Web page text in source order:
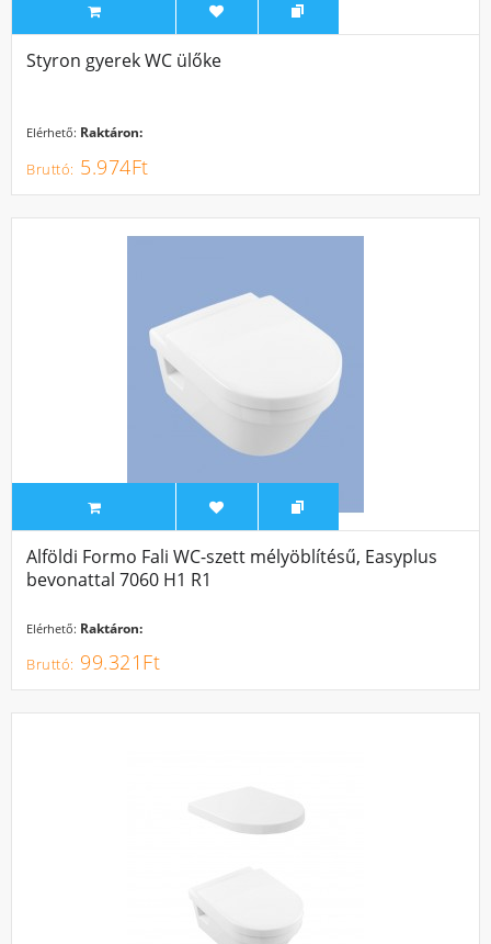
Styron gyerek WC ülőke
Elérhető: Raktáron:
5.974Ft
Alföldi Formo Fali WC-szett mélyöblítésű, Easyplus
bevonattal 7060 H1 R1
Elérhető: Raktáron:
99.321Ft